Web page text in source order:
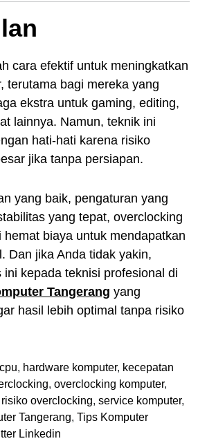
cara efektif untuk meningkatkan
terutama bagi mereka yang
ekstra untuk gaming, editing,
lainnya. Namun, teknik ini
hati-hati karena risiko
jika tanpa persiapan.
yang baik, pengaturan yang
yang tepat, overclocking
hemat biaya untuk mendapatkan
Dan jika Anda tidak yakin,
ini kepada teknisi profesional di
Tangerang yang
hasil lebih optimal tanpa risiko
, hardware komputer, kecepatan
, overclocking komputer,
risiko overclocking, service komputer,
Tangerang, Tips Komputer
Linkedin